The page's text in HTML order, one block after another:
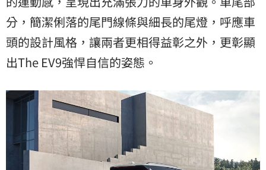
分，簡潔俐落的尾門線條與細長的尾燈，呼應車
頭的設計風格，讓兩者更相得益彰之外，更彰顯
出The EV9強悍自信的姿態。